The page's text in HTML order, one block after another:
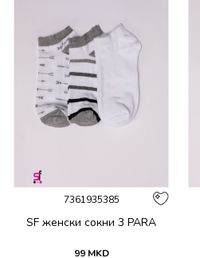
7361935385
SF женски сокни 3 PARA
99 MKD